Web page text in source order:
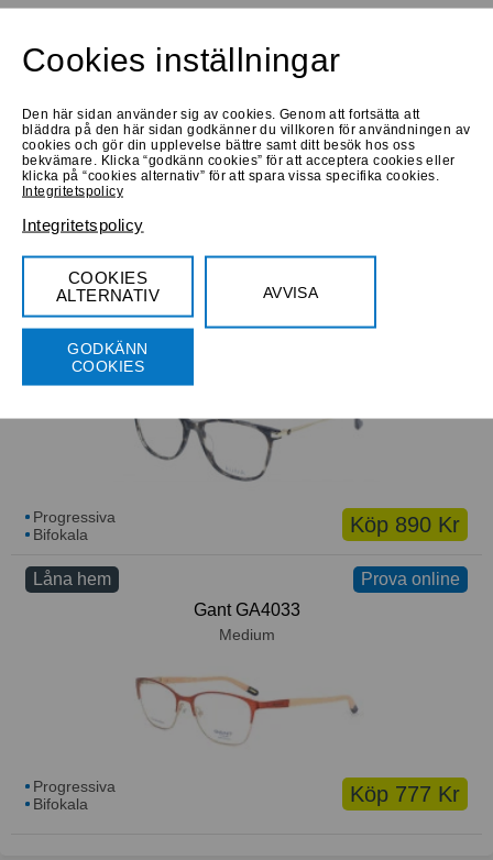
T-Charge T1174A 02B
Köp 850 Kr
Bifokala
Köp 890 Kr
Progressiva
Bifokala
Prova online
Låna hem
Gant GA4033
Medium
Köp 777 Kr
Progressiva
Bifokala
Cookies inställningar
Den här sidan använder sig av cookies. Genom att fortsätta att
bläddra på den här sidan godkänner du villkoren för användningen av
cookies och gör din upplevelse bättre samt ditt besök hos oss
bekvämare. Klicka “godkänn cookies” för att acceptera cookies eller
klicka på “cookies alternativ” för att spara vissa specifika cookies.
Integritetspolicy
Integritetspolicy
COOKIES
ALTERNATIV
AVVISA
GODKÄNN
COOKIES